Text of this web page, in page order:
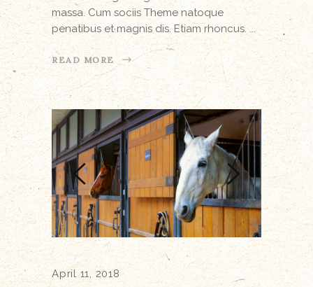
massa. Cum sociis Theme natoque
penatibus et magnis dis. Etiam rhoncus.
READ MORE
April 11, 2018